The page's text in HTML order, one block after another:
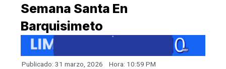
Semana Santa En
Barquisimeto
Publicado:31 marzo, 2026 Hora: 10:59 PM